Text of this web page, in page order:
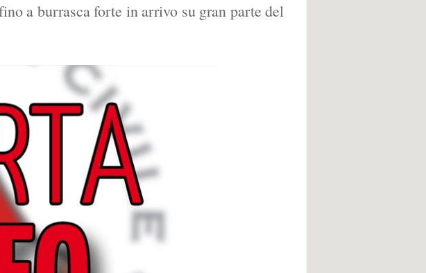
a burrasca forte in arrivo su gran parte del